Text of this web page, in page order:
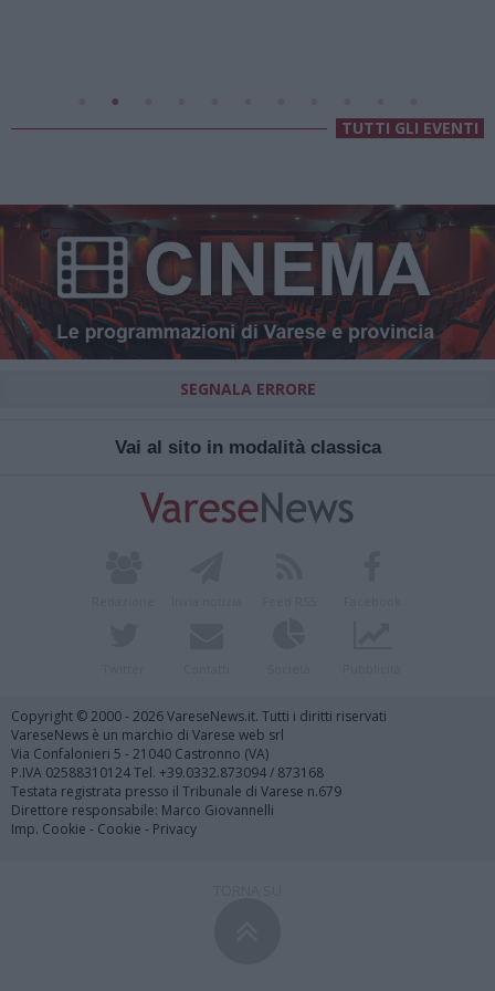
TUTTI GLI EVENTI
SEGNALA ERRORE
Vai al sito in modalità classica
Copyright © 2000 - 2026 VareseNews.it. Tutti i diritti riservati
VareseNews è un marchio di Varese web srl
Via Confalonieri 5 - 21040 Castronno (VA)
P.IVA 02588310124 Tel. +39.0332.873094 / 873168
Testata registrata presso il Tribunale di Varese n.679
Direttore responsabile: Marco Giovannelli
Imp. Cookie - Cookie - Privacy